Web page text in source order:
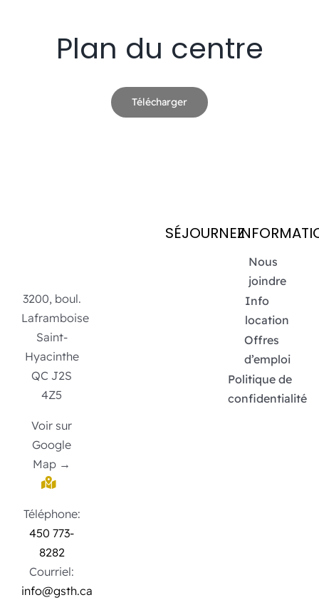
Plan du centre
Télécharger
3200, boul.
Laframboise
Saint-
Hyacinthe
QC J2S
4Z5
Voir sur
Google
Map →
Téléphone:
450 773-
8282
Courriel:
info@gsth.ca
SÉJOURNEZ
Nous
joindre
Info
location
Offres
d’emploi
Politique de
confidentialité